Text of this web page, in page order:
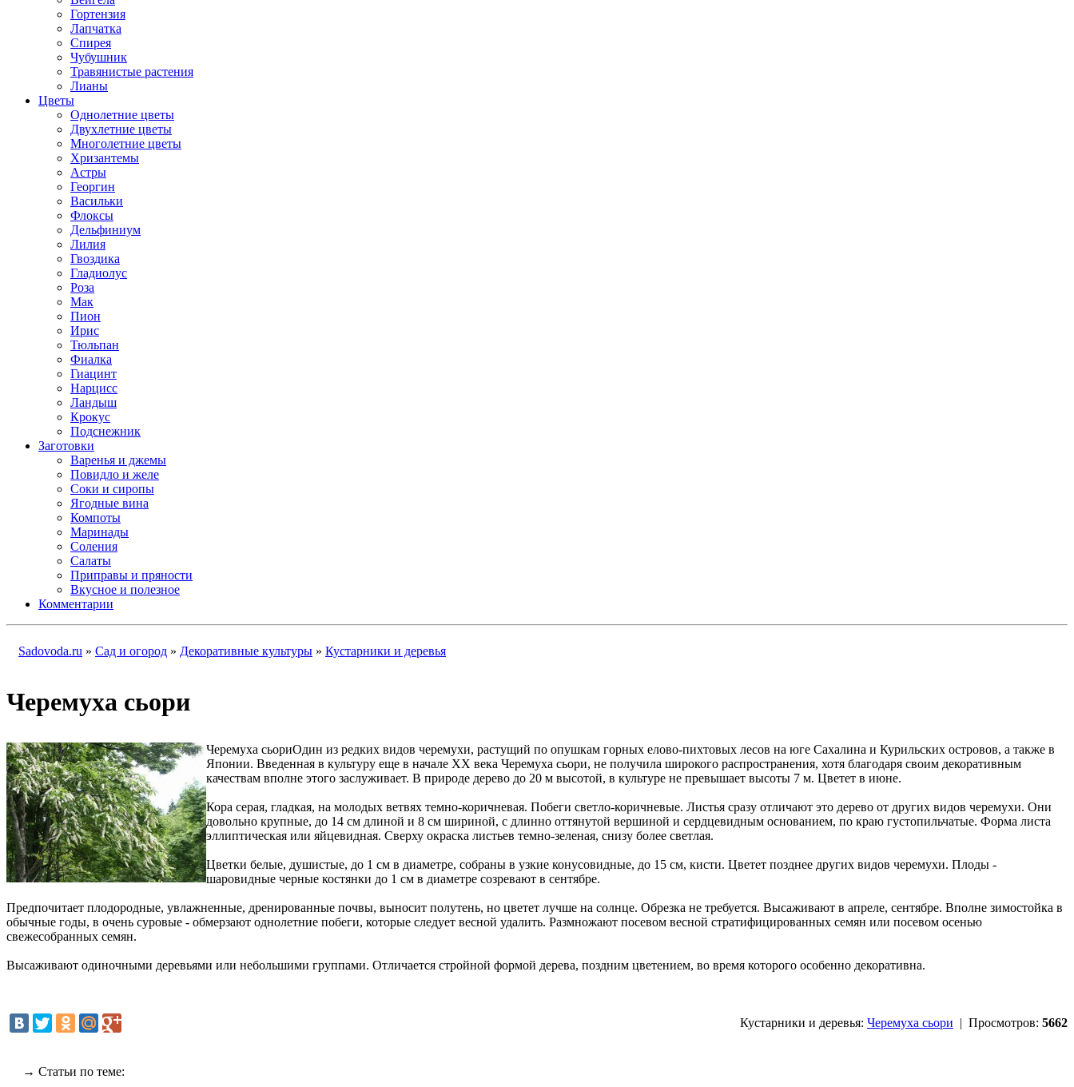
Гортензия
Лапчатка
Спирея
Чубушник
Травянистые растения
Лианы
Цветы
Однолетние цветы
Двухлетние цветы
Многолетние цветы
Хризантемы
Астры
Георгин
Васильки
Флоксы
Дельфиниум
Лилия
Гвоздика
Гладиолус
Роза
Мак
Пион
Ирис
Тюльпан
Фиалка
Гиацинт
Нарцисс
Ландыш
Крокус
Подснежник
Заготовки
Варенья и джемы
Повидло и желе
Соки и сиропы
Ягодные вина
Компоты
Маринады
Соления
Салаты
Приправы и пряности
Вкусное и полезное
Комментарии
Sadovoda.ru » Сад и огород » Декоративные культуры » Кустарники и деревья
Черемуха сьори
Черемуха сьориОдин из редких видов черемухи, растущий по опушкам горных елово-пихтовых лесов на юге Сахалина и Курильских островов, а также в
Японии. Введенная в культуру еще в начале XX века Черемуха сьори, не получила широкого распространения, хотя благодаря своим декоративным
качествам вполне этого заслуживает. В природе дерево до 20 м высотой, в культуре не превышает высоты 7 м. Цветет в июне.
Кора серая, гладкая, на молодых ветвях темно-коричневая. Побеги светло-коричневые. Листья сразу отличают это дерево от других видов черемухи. Они
довольно крупные, до 14 см длиной и 8 см шириной, с длинно оттянутой вершиной и сердцевидным основанием, по краю густопильчатые. Форма листа
эллиптическая или яйцевидная. Сверху окраска листьев темно-зеленая, снизу более светлая.
Цветки белые, душистые, до 1 см в диаметре, собраны в узкие конусовидные, до 15 см, кисти. Цветет позднее других видов черемухи. Плоды -
шаровидные черные костянки до 1 см в диаметре созревают в сентябре.
Предпочитает плодородные, увлажненные, дренированные почвы, выносит полутень, но цветет лучше на солнце. Обрезка не требуется. Высаживают в апреле, сентябре. Вполне зимостойка в
обычные годы, в очень суровые - обмерзают однолетние побеги, которые следует весной удалить. Размножают посевом весной стратифицированных семян или посевом осенью
свежесобранных семян.
Высаживают одиночными деревьями или небольшими группами. Отличается стройной формой дерева, поздним цветением, во время которого особенно декоративна.
Кустарники и деревья: Черемуха сьори | Просмотров: 5662
→ Статьи по теме: